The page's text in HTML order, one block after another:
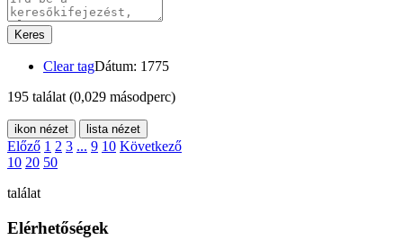
Keres
Clear tagDátum: 1775
195 találat (0,029 másodperc)
ikon nézet lista nézet
Előző 1 2 3 ... 9 10 Következő
10 20 50
találat
Elérhetőségek